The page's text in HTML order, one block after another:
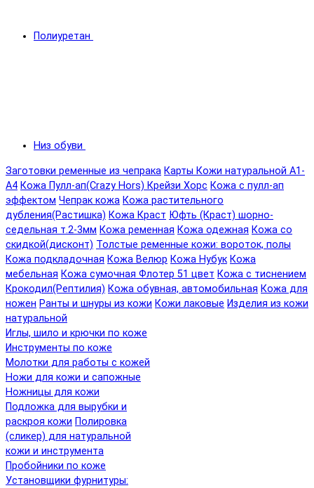
Полиуретан
Низ обуви
Заготовки ременные из чепрака Карты Кожи натуральной А1-
А4 Кожа Пулл-ап(Crazy Hors) Крейзи Хорс Кожа с пулл-ап
эффектом Чепрак кожа Кожа растительного
дубления(Растишка) Кожа Краст Юфть (Краст) шорно-
седельная т.2-3мм Кожа ременная Кожа одежная Кожа со
скидкой(дисконт) Толстые ременные кожи: вороток, полы
Кожа подкладочная Кожа Велюр Кожа Нубук Кожа
мебельная Кожа сумочная Флотер 51 цвет Кожа с тиснением
Крокодил(Рептилия) Кожа обувная, автомобильная Кожа для
ножен Ранты и шнуры из кожи Кожи лаковые Изделия из кожи
натуральной
Иглы, шило и крючки по коже
Инструменты по коже
Молотки для работы с кожей
Ножи для кожи и сапожные
Ножницы для кожи
Подложка для вырубки и
раскроя кожи Полировка
(сликер) для натуральной
кожи и инструмента
Пробойники по коже
Установщики фурнитуры: